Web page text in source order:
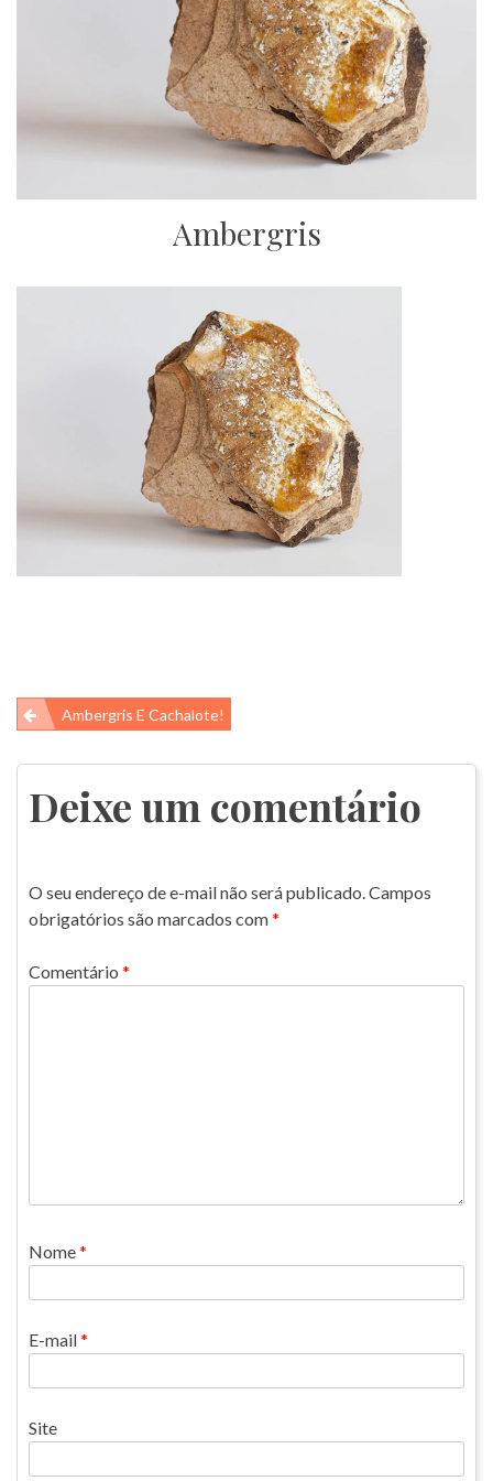
Ambergris
Navegação
de
Post
Ambergris E Cachalote!
Deixe um comentário
O seu endereço de e-mail não será publicado.Campos
obrigatórios são marcados com*
Comentário *
Nome*
E-mail*
Site